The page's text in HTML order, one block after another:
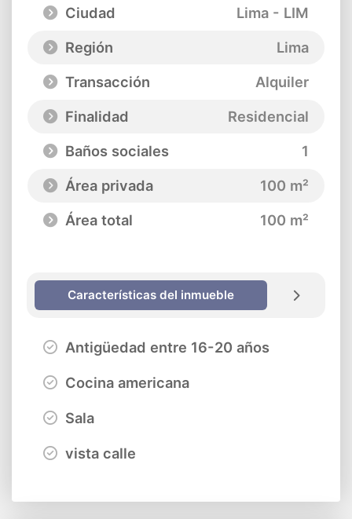
Ciudad
Lima - LIM
Región
Lima
Transacción
Alquiler
Finalidad
Residencial
Baños sociales
1
Área privada
100 m²
Área total
100 m²
Características del inmueble
Antigüedad entre 16-20 años
Cocina americana
Sala
vista calle